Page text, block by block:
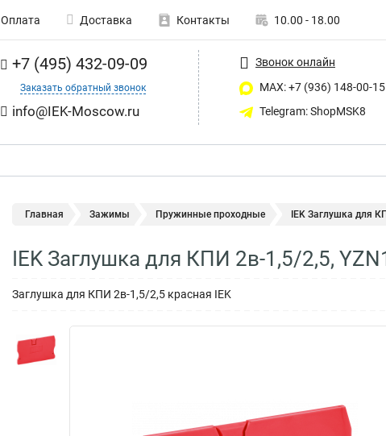
Оплата Доставка Контакты 10.00 - 18.00
+7 (495) 432-09-09
Заказать обратный звонок
info@IEK-Moscow.ru
Звонок онлайн
MAX: +7 (936) 148-00-15
Telegram: ShopMSK8
Главная Зажимы Пружинные проходные IEK Заглушка для
IEK Заглушка для КПИ 2в-1,5/2,5,
Заглушка для КПИ 2в-1,5/2,5 красная IEK